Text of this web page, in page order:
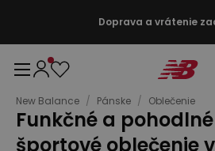
Doprava a vrátenie
New Balance / Pánske / Oblečenie
Funkčné a
športové oblečenie